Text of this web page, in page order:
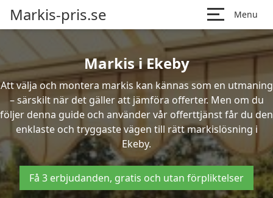
Markis-pris.se Menu
Markis i Ekeby
Att välja och montera markis kan kännas som en utmaning
– särskilt när det gäller att jämföra offerter. Men om du
följer denna guide och använder vår offerttjänst får du den
enklaste och tryggaste vägen till rätt markislösning i
Ekeby.
Få 3 erbjudanden, gratis och utan förpliktelser